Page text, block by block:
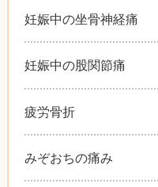
妊娠中の坐骨神経痛
妊娠中の股関節痛
疲労骨折
みぞおちの痛み